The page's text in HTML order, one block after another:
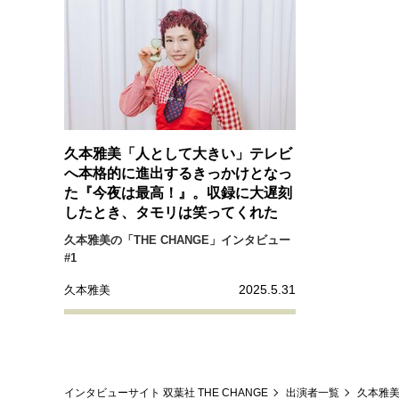
久本雅美「人として大きい」テレビ
へ本格的に進出するきっかけとなっ
た『今夜は最高！』。収録に大遅刻
したとき、タモリは笑ってくれた
久本雅美の「THE CHANGE」インタビュー
#1
久本雅美 2025.5.31
インタビューサイト 双葉社 THE CHANGE 出演者一覧 久本雅